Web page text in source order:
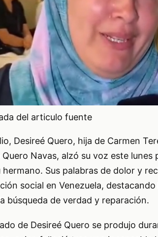
del articulo fuente
Desireé Quero, hija de Carmen
Navas, alzó su voz este
hermano. Sus palabras de dolor y
social en Venezuela,
búsqueda de verdad y reparación.
de Desireé Quero se produjo